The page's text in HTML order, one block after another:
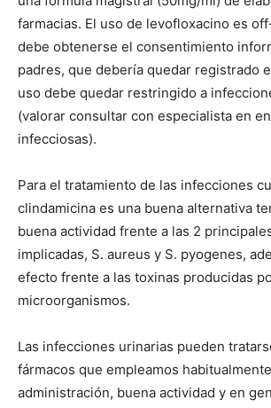
farmacias. El uso de levofloxacino es
debe obtenerse el consentimiento
padres, que debería quedar registrado
uso debe quedar restringido a
(valorar consultar con especialista en
infecciosas).
Para el tratamiento de las infecciones
clindamicina es una buena alternativa
buena actividad frente a las 2
implicadas, S. aureus y S. pyogenes,
efecto frente a las toxinas producidas
microorganismos.
Las infecciones urinarias pueden
fármacos que empleamos
administración, buena actividad y en